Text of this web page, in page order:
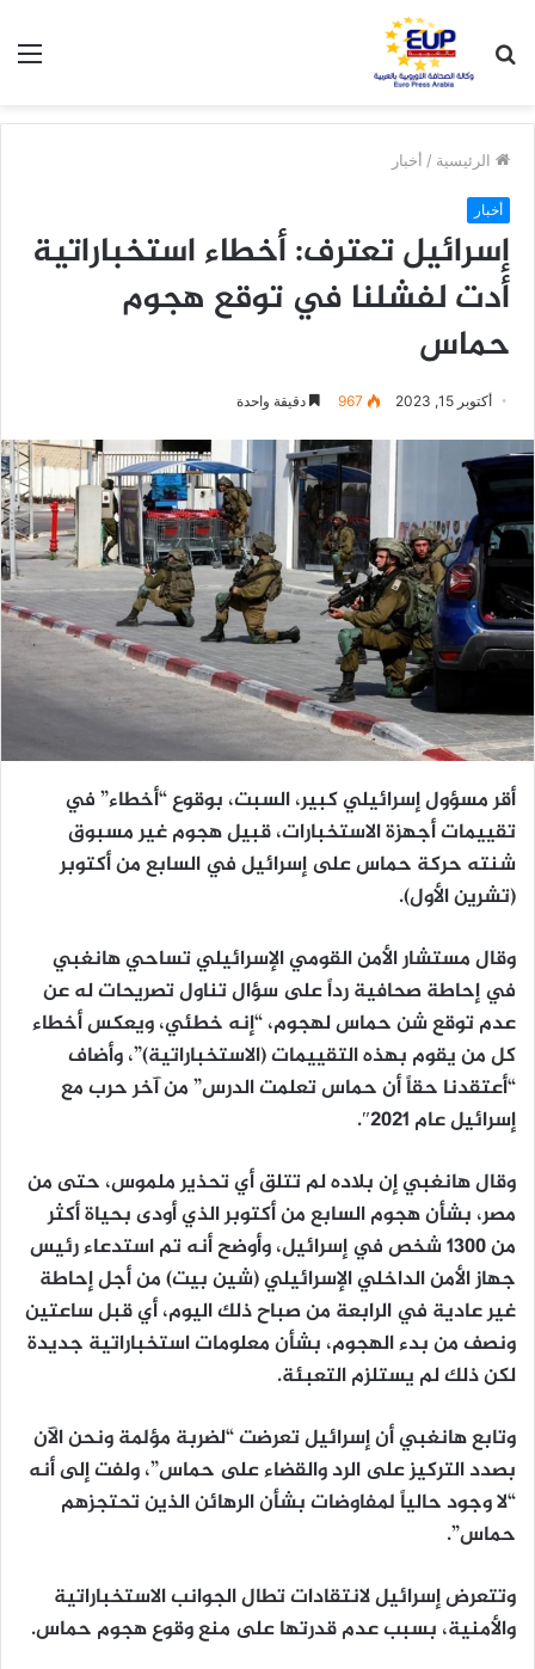
عن
الرئيسية / أخبار
أخبار
إسرائيل تعترف: أخطاء استخباراتية
أدت لفشلنا في توقع هجوم
حماس
أكتوبر 15, 2023 967 دقيقة واحدة
أقر مسؤول إسرائيلي كبير، السبت، بوقوع “أخطاء” في
تقييمات أجهزة الاستخبارات، قبيل هجوم غير مسبوق
شنته حركة حماس على إسرائيل في السابع من أكتوبر
(تشرين الأول).
وقال مستشار الأمن القومي الإسرائيلي تساحي هانغبي
في إحاطة صحافية رداً على سؤال تناول تصريحات له عن
عدم توقع شن حماس لهجوم، “إنه خطئي، ويعكس أخطاء
كل من يقوم بهذه التقييمات (الاستخباراتية)”، وأضاف
“أعتقدنا حقاً أن حماس تعلمت الدرس” من آخر حرب مع
إسرائيل عام 2021″.
وقال هانغبي إن بلاده لم تتلق أي تحذير ملموس، حتى من
مصر، بشأن هجوم السابع من أكتوبر الذي أودى بحياة أكثر
من 1300 شخص في إسرائيل، وأوضح أنه تم استدعاء رئيس
جهاز الأمن الداخلي الإسرائيلي (شين بيت) من أجل إحاطة
غير عادية في الرابعة من صباح ذلك اليوم، أي قبل ساعتين
ونصف من بدء الهجوم، بشأن معلومات استخباراتية جديدة
لكن ذلك لم يستلزم التعبئة.
وتابع هانغبي أن إسرائيل تعرضت “لضربة مؤلمة ونحن الآن
بصدد التركيز على الرد والقضاء على حماس”، ولفت إلى أنه
“لا وجود حالياً لمفاوضات بشأن الرهائن الذين تحتجزهم
حماس”.
وتتعرض إسرائيل لانتقادات تطال الجوانب الاستخباراتية
والأمنية، بسبب عدم قدرتها على منع وقوع هجوم حماس.